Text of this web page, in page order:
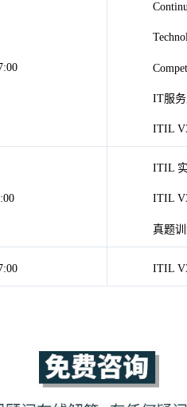
IT服
ITIL
ITIL
ITIL
真题
ITIL